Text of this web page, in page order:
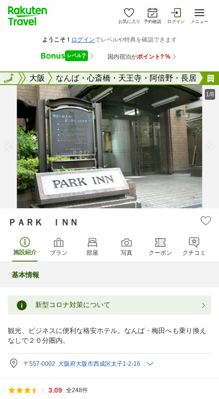
お気に入り 予約確認 ログイン メニュー
阪府 大阪 なんば・心斎橋・天王寺・阿倍野・長居
全国
1/8
ＰＡＲＫ ＩＮＮ
施設紹介 プラン 部屋 写真 クーポン クチコミ
基本情報
新型コロナ対策について
観光、ビジネスに便利な格安ホテル。なんば・梅田へも乗り換え
なしで２０分圏内。
〒557-0002 大阪府大阪市西成区太子1-2-16
3.09 全248件